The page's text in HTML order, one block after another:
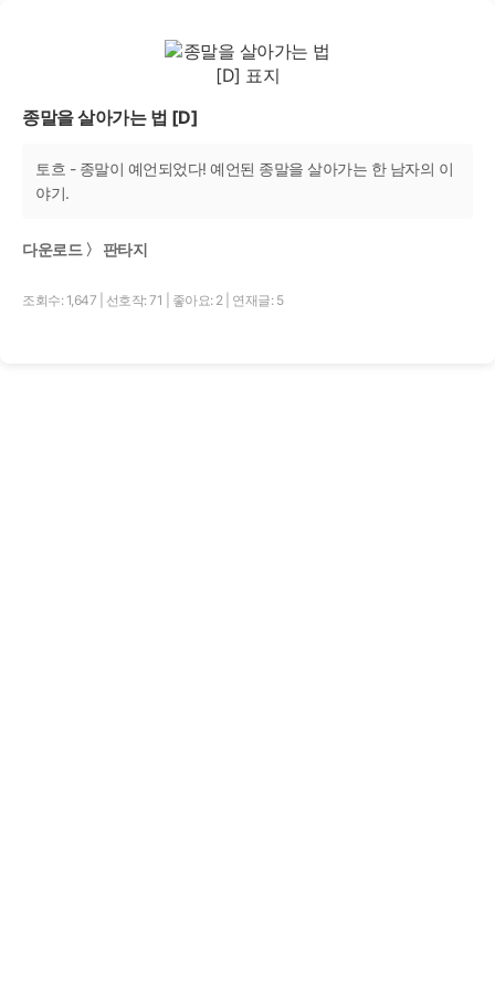
종말을 살아가는 법 [D]
토흐 - 종말이 예언되었다! 예언된 종말을 살아가는 한 남자의 이
야기.
다운로드 〉 판타지
조회수: 1,647 선호작: 71 좋아요: 2 연재글: 5